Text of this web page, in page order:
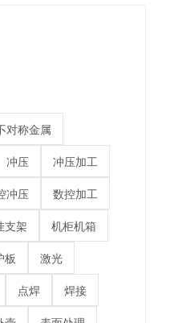
对称金属
冲压 冲压加工
冲压 数控加工
支架 机柜机箱
板 激光
点焊 焊接